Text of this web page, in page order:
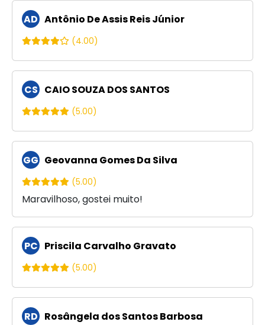
AD Antônio De Assis Reis Júnior
(4.00)
CS CAIO SOUZA DOS SANTOS
(5.00)
GG Geovanna Gomes Da Silva
(5.00)
Maravilhoso, gostei muito!
PC Priscila Carvalho Gravato
(5.00)
RD Rosângela dos Santos Barbosa